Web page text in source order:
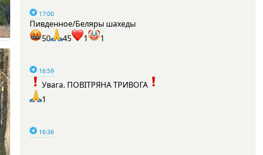
17:00
Пивденное/Беляры шахеды
50
45 1 1
16:59
Увага. ПОВІТРЯНА ТРИВОГА
1
16:36